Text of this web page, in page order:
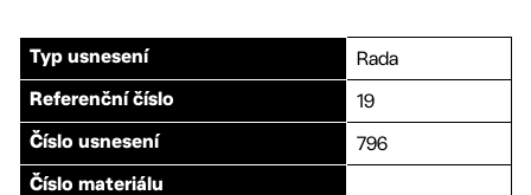
Typ usnesení Rada
Referenční číslo 19
Číslo usnesení 796
Číslo materiálu